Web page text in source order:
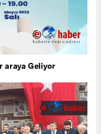
araya Geliyor